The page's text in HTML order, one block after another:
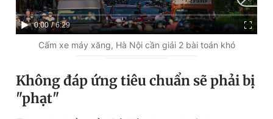
C
r
e
0:00 / D
u
a
t
6:29
Cấm xe máy xăng, Hà Nội cần giải 2 bài toán khó
Không đáp ứng tiêu chuẩn sẽ phải bị
"phạt"